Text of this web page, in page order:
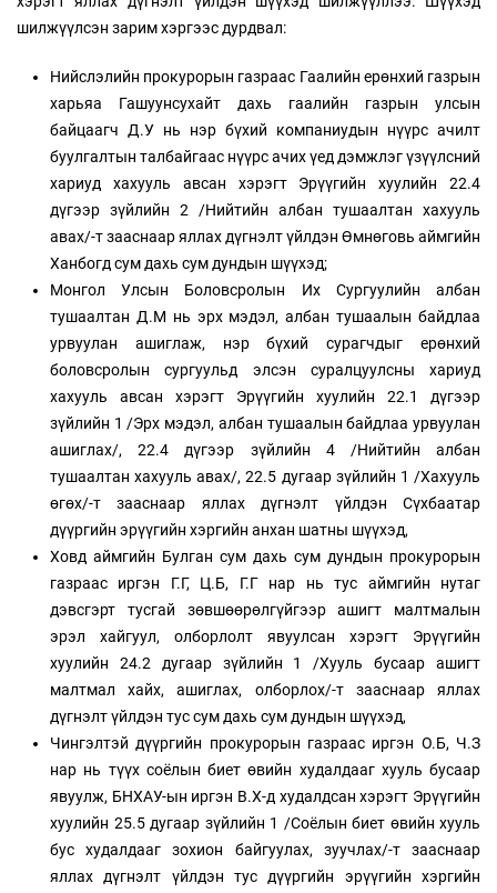
шилжүүлсэн зарим хэргээс дурдвал:
Нийслэлийн прокурорын газраас Гаалийн ерөнхий газрын
харьяа Гашуунсухайт дахь гаалийн газрын улсын
байцаагч Д.У нь нэр бүхий компаниудын нүүрс ачилт
буулгалтын талбайгаас нүүрс ачих үед дэмжлэг үзүүлсний
хариуд хахууль авсан хэрэгт Эрүүгийн хуулийн 22.4
дүгээр зүйлийн 2 /Нийтийн албан тушаалтан хахууль
авах/-т зааснаар яллах дүгнэлт үйлдэн Өмнөговь аймгийн
Ханбогд сум дахь сум дундын шүүхэд;
Монгол Улсын Боловсролын Их Сургуулийн албан
тушаалтан Д.М нь эрх мэдэл, албан тушаалын байдлаа
урвуулан ашиглаж, нэр бүхий сурагчдыг ерөнхий
боловсролын сургуульд элсэн суралцуулсны хариуд
хахууль авсан хэрэгт Эрүүгийн хуулийн 22.1 дүгээр
зүйлийн 1 /Эрх мэдэл, албан тушаалын байдлаа урвуулан
ашиглах/, 22.4 дүгээр зүйлийн 4 /Нийтийн албан
тушаалтан хахууль авах/, 22.5 дугаар зүйлийн 1 /Хахууль
өгөх/-т зааснаар яллах дүгнэлт үйлдэн Сүхбаатар
дүүргийн эрүүгийн хэргийн анхан шатны шүүхэд,
Ховд аймгийн Булган сум дахь сум дундын прокурорын
газраас иргэн Г.Г, Ц.Б, Г.Г нар нь тус аймгийн нутаг
дэвсгэрт тусгай зөвшөөрөлгүйгээр ашигт малтмалын
эрэл хайгуул, олборлолт явуулсан хэрэгт Эрүүгийн
хуулийн 24.2 дугаар зүйлийн 1 /Хууль бусаар ашигт
малтмал хайх, ашиглах, олборлох/-т зааснаар яллах
дүгнэлт үйлдэн тус сум дахь сум дундын шүүхэд,
Чингэлтэй дүүргийн прокурорын газраас иргэн О.Б, Ч.З
нар нь түүх соёлын биет өвийн худалдааг хууль бусаар
явуулж, БНХАУ-ын иргэн В.Х-д худалдсан хэрэгт Эрүүгийн
хуулийн 25.5 дугаар зүйлийн 1 /Соёлын биет өвийн хууль
бус худалдааг зохион байгуулах, зуучлах/-т зааснаар
яллах дүгнэлт үйлдэн тус дүүргийн эрүүгийн хэргийн